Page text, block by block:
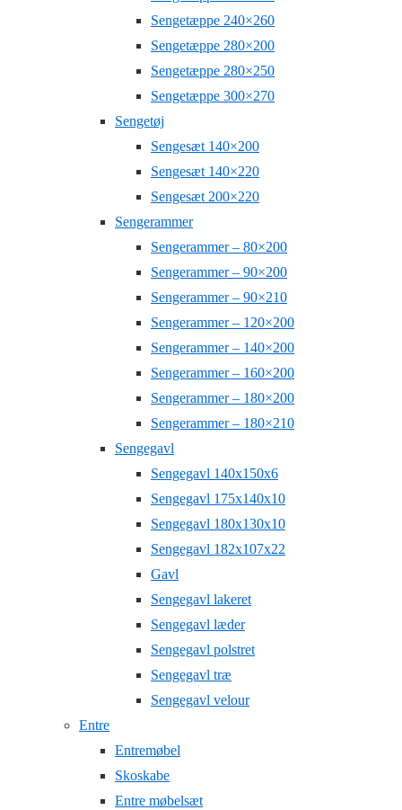
Sengetæppe 240×260
Sengetæppe 280×200
Sengetæppe 280×250
Sengetæppe 300×270
Sengetøj
Sengesæt 140×200
Sengesæt 140×220
Sengesæt 200×220
Sengerammer
Sengerammer – 80×200
Sengerammer – 90×200
Sengerammer – 90×210
Sengerammer – 120×200
Sengerammer – 140×200
Sengerammer – 160×200
Sengerammer – 180×200
Sengerammer – 180×210
Sengegavl
Sengegavl 140x150x6
Sengegavl 175x140x10
Sengegavl 180x130x10
Sengegavl 182x107x22
Gavl
Sengegavl lakeret
Sengegavl læder
Sengegavl polstret
Sengegavl træ
Sengegavl velour
Entre
Entremøbel
Skoskabe
Entre møbelsæt